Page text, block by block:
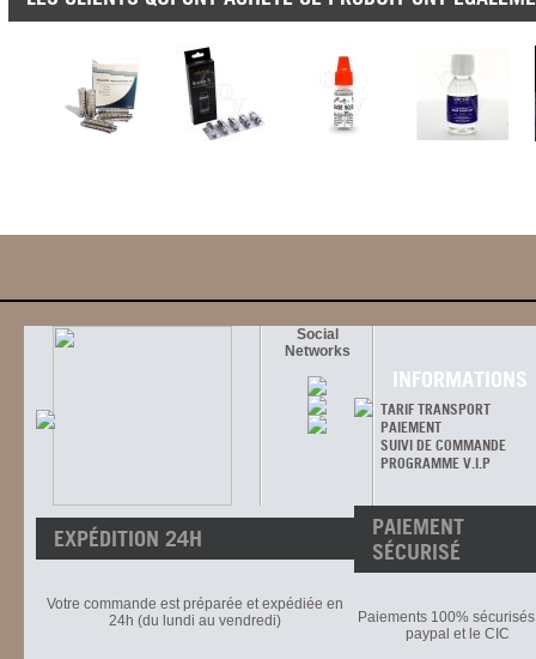
Social
Networks
INFORMATIONS
TARIF TRANSPORT
PAIEMENT
SUIVI DE COMMANDE
PROGRAMME V.I.P
EXPÉDITION 24H
Votre commande est préparée et expédiée en
24h (du lundi au vendredi)
PAIEMENT
SÉCURISÉ
Paiements 100%
paypal et le CIC